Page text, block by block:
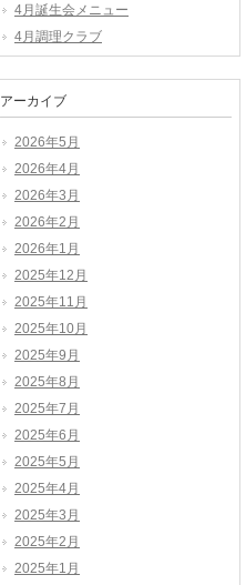
4月誕生会メニュー
4月調理クラブ
アーカイブ
2026年5月
2026年4月
2026年3月
2026年2月
2026年1月
2025年12月
2025年11月
2025年10月
2025年9月
2025年8月
2025年7月
2025年6月
2025年5月
2025年4月
2025年3月
2025年2月
2025年1月